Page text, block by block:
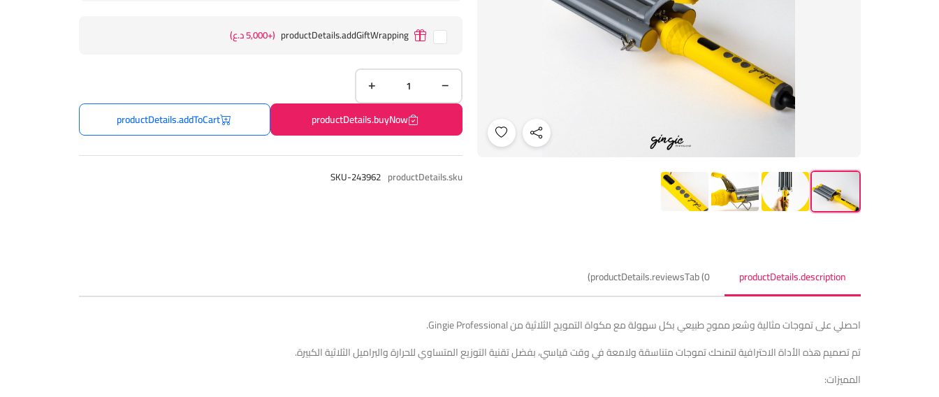
productDetails.addGiftWrapping (+5,000 د.ع)
productDetails.buyNow
productDetails.addToCart
productDetails.sku
SKU-243962
productDetails.description
productDetails.reviewsTab (0)
احصلي على تموجات مثالية وشعر مموج طبيعي بكل سهولة مع مكواة التمويج الثلاثية من Gingie Professional.
تم تصميم هذه الأداة الاحترافية لتمنحك تموجات متناسقة ولامعة في وقت قياسي، بفضل تقنية التوزيع المتساوي للحرارة والبراميل الثلاثية الكبيرة.
المميزات: